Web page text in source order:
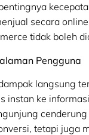
secara
tidak boleh
Pengguna
langsung
instan ke
tetapi juga